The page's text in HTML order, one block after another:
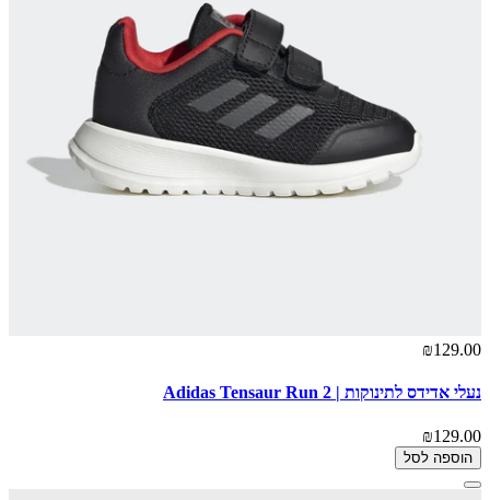
₪129.00
נעלי אדידס לתינוקות | Adidas Tensaur Run 2
₪129.00
הוספה לסל